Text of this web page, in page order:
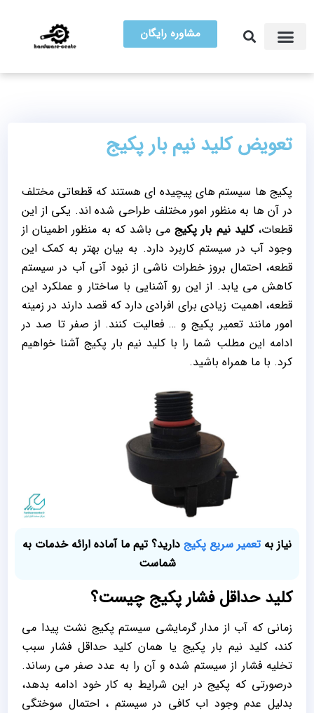
مشاوره رایگان
تعویض کلید نیم بار پکیج
پکیج ها سیستم های پیچیده ای هستند که قطعاتی مختلف
در آن ها به منظور امور مختلف طراحی شده اند. یکی از این
قطعات،کلید نیم بار پکیجمی باشد که به منظور اطمینان از
وجود آب در سیستم کاربرد دارد. به بیان بهتر به کمک این
قطعه، احتمال بروز خطرات ناشی از نبود آنی آب در سیستم
کاهش می یابد. از این رو آشنایی با ساختار و عملکرد این
قطعه، اهمیت زیادی برای افرادی دارد که قصد دارند در زمینه
امور مانند تعمیر پکیج و … فعالیت کنند. از صفر تا صد در
ادامه این مطلب شما را با کلید نیم بار پکیج آشنا خواهیم
کرد. با ما همراه باشید.
نیاز بهتعمیر سریع پکیج دارید؟ تیم ما آماده ارائه خدمات به
شماست
کلید حداقل فشار پکیج چیست؟
زمانی که آب از مدار گرمایشی سیستم پکیج نشت پیدا می
کند، کلید نیم بار پکیج یا همان کلید حداقل فشار سبب
تخلیه فشار از سیستم شده و آن را به عدد صفر می رساند.
درصورتی که پکیج در این شرایط به کار خود ادامه بدهد،
بدلیل عدم وجود اب کافی در سیستم ، احتمال سوختگی